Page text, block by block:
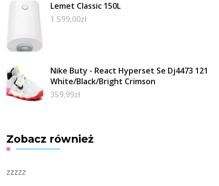
Lemet Classic 150L
1 599,00zł
Nike Buty - React Hyperset Se Dj4473 121
White/Black/Bright Crimson
359,99zł
Zobacz również
zzzzz